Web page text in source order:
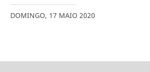
DOMINGO, 17 MAIO 2020